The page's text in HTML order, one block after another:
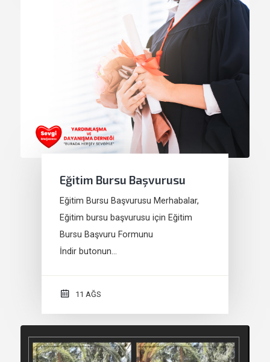
Eğitim Bursu Başvurusu
Eğitim Bursu Başvurusu Merhabalar,
Eğitim bursu başvurusu için Eğitim
Bursu Başvuru Formunu
İndir butonun…
11 AĞS